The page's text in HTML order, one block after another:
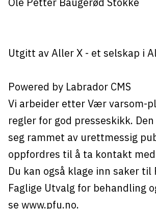
Utgitt av Aller X- et selskap i
Powered by Labrador CMS
Vi arbeider etter Vær varsom-
regler for god presseskikk.
seg rammet av urettmessig
oppfordres til å ta kontakt
Du kan også klage inn saker til
Faglige Utvalg for behandling
se www.pfu.no.